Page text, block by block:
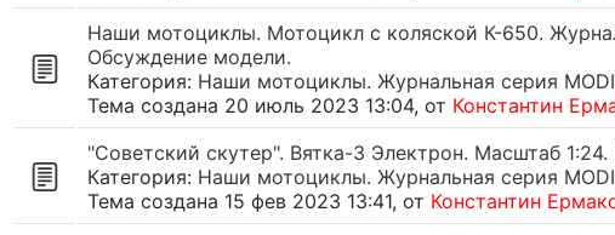
Наши мотоциклы. Мотоцикл с коляской К-650.
Обсуждение модели.
Категория: Наши мотоциклы. Журнальная серия
Тема создана 20 июль 2023 13:04, от Константин
"Советский скутер". Вятка-3 Электрон. Масштаб
Категория: Наши мотоциклы. Журнальная серия
Тема создана 15 фев 2023 13:41, от Константин